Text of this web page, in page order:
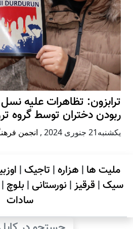
ترابزون: تظاهرات علیه
ربودن دختران توسط گروه
يكشنبه21 جنوری 2024 , انجمن
ملیت ها | هزاره| تاجیک|
سیک| قرقیز| نورستانی| بلوچ |
سادات